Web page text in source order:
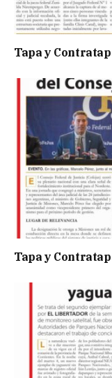
Tapa y
Tapa y